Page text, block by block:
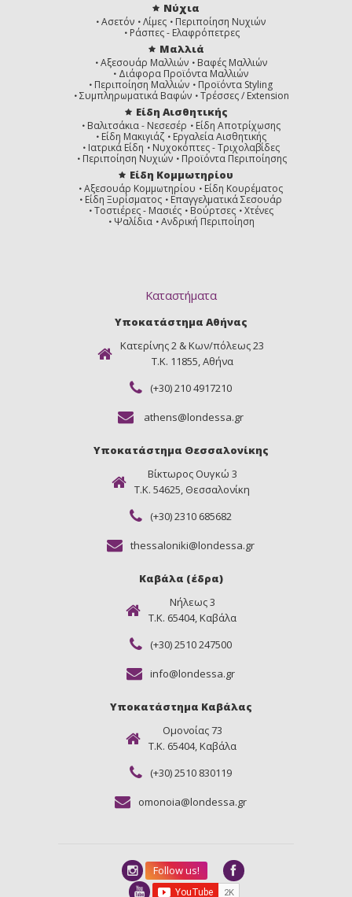
Νύχια
Ασετόν Λίμες
Περιποίηση Νυχιών
Ράσπες - Ελαφρόπετρες
Μαλλιά
Αξεσουάρ Μαλλιών
Βαφές Μαλλιών
Διάφορα Προϊόντα Μαλλιών
Περιποίηση Μαλλιών
Προϊόντα Styling
Συμπληρωματικά Βαφών
Τρέσσες / Extension
Είδη Αισθητικής
Βαλιτσάκια - Νεσεσέρ
Είδη Αποτρίχωσης
Είδη Μακιγιάζ
Εργαλεία Αισθητικής
Ιατρικά Είδη
Νυχοκόπτες - Τριχολαβίδες
Περιποίηση Νυχιών
Προϊόντα Περιποίησης
Είδη Κομμωτηρίου
Αξεσουάρ Κομμωτηρίου
Είδη Κουρέματος
Είδη Ξυρίσματος
Επαγγελματικά Σεσουάρ
Τοστιέρες - Μασιές
Βούρτσες
Χτένες
Ψαλίδια
Ανδρική Περιποίηση
Καταστήματα
Υποκατάστημα Αθήνας
Κατερίνης 2 & Κων/πόλεως 23
Τ.Κ. 11855, Αθήνα
(+30) 210 4917210
athens@londessa.gr
Υποκατάστημα Θεσσαλονίκης
Βίκτωρος Ουγκώ 3
Τ.Κ. 54625, Θεσσαλονίκη
(+30) 2310 685682
thessaloniki@londessa.gr
Καβάλα (έδρα)
Νήλεως 3
Τ.Κ. 65404, Καβάλα
(+30) 2510 247500
info@londessa.gr
Υποκατάστημα Καβάλας
Ομονοίας 73
Τ.Κ. 65404, Καβάλα
(+30) 2510 830119
omonoia@londessa.gr
Follow us!